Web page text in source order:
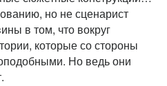
но не сценарист
в том, что вокруг
которые со стороны
Но ведь они